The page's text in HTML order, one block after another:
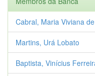
Cabral, Maria Viviana
Martins, Urá Lobato
Baptista, Vinícius